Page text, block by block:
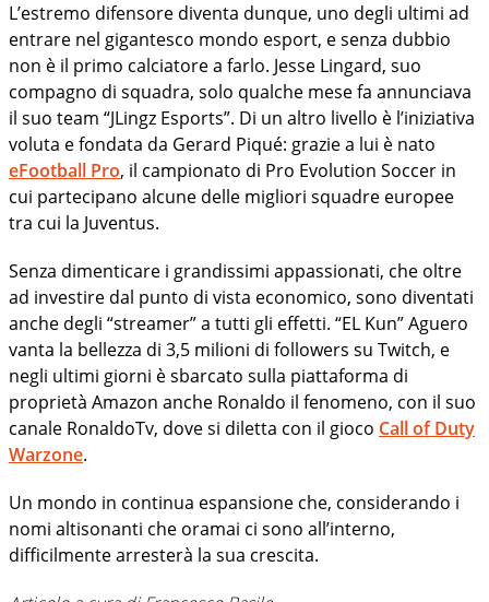
L’estremo difensore diventa dunque, uno degli ultimi ad
entrare nel gigantesco mondo esport, e senza dubbio
non è il primo calciatore a farlo. Jesse Lingard, suo
compagno di squadra, solo qualche mese fa annunciava
il suo team “JLingz Esports”. Di un altro livello è l’iniziativa
voluta e fondata da Gerard Piqué: grazie a lui è nato
eFootball Pro, il campionato di Pro Evolution Soccer in
cui partecipano alcune delle migliori squadre europee
tra cui la Juventus.
Senza dimenticare i grandissimi appassionati, che oltre
ad investire dal punto di vista economico, sono diventati
anche degli “streamer” a tutti gli effetti. “EL Kun” Aguero
vanta la bellezza di 3,5 milioni di followers su Twitch, e
negli ultimi giorni è sbarcato sulla piattaforma di
proprietà Amazon anche Ronaldo il fenomeno, con il suo
canale RonaldoTv, dove si diletta con il gioco Call of Duty
Warzone.
Un mondo in continua espansione che, considerando i
nomi altisonanti che oramai ci sono all’interno,
difficilmente arresterà la sua crescita.